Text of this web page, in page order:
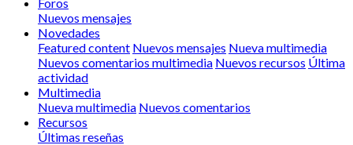
Nuevos mensajes
Novedades
Featured content Nuevos mensajes Nueva multimedia
Nuevos comentarios multimedia Nuevos recursos Última
actividad
Multimedia
Nueva multimedia Nuevos comentarios
Recursos
Últimas reseñas